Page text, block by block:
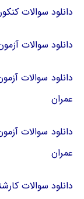
دانلود سوالات کنکور
دانلود سوالات آزمون
عمران
عمران
دانلود سوالات